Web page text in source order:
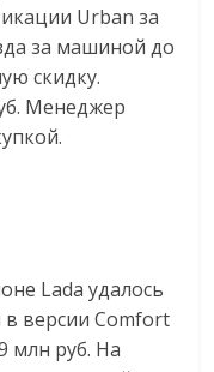
Urban за
за машиной до
скидку.
Менеджер
Lada удалось
версии Comfort
млн руб. На